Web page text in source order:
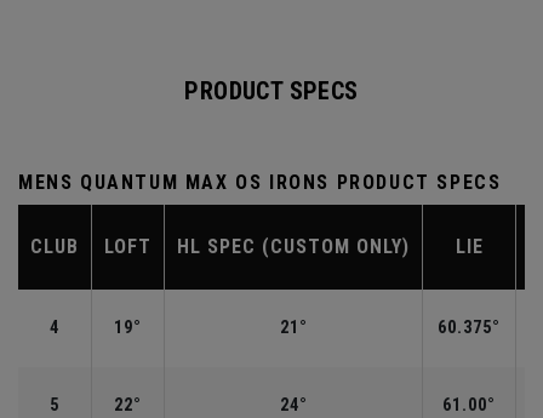
PRODUCT SPECS
MENS QUANTUM MAX OS IRONS PRODUCT SPECS
CLUB LOFT HL SPEC (CUSTOM ONLY) LIE
4 19° 21° 60.375°
5 22° 24° 61.00°